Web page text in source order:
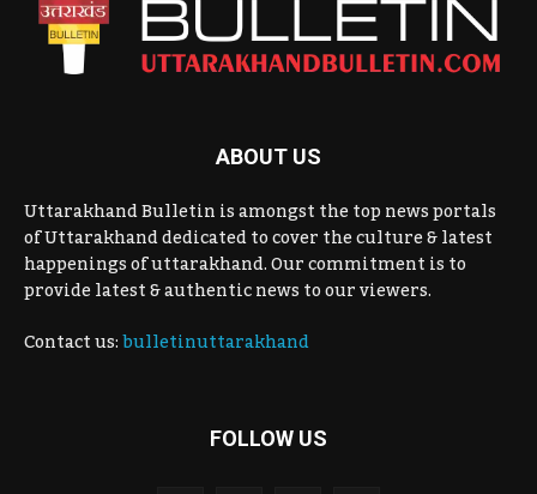
ABOUT US
Uttarakhand Bulletin is amongst the top news portals
of Uttarakhand dedicated to cover the culture & latest
happenings of uttarakhand. Our commitment is to
provide latest & authentic news to our viewers.
Contact us:bulletinuttarakhand
FOLLOW US